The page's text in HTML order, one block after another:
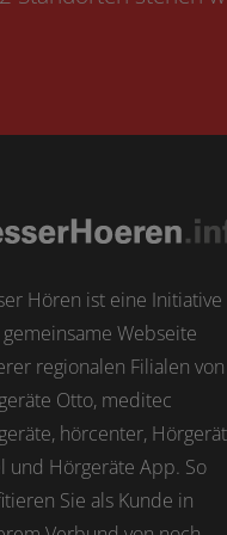
Hören ist eine Initiative
Webseite
regionalen Filialen von
Otto, meditec
hörcenter,
und Hörgeräte App. So
Sie als Kunde in